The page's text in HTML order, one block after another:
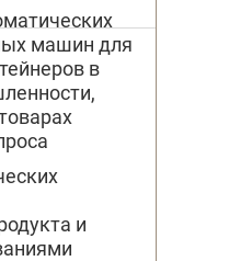
машин для
в
и